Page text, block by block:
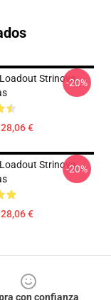
Strinova
€
-20%
Strinova
€
-20%
con confianza